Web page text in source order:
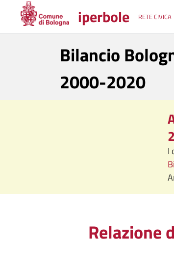
iperbole RETE CIVICA
Bilancio
2000-2020
I
Relazione